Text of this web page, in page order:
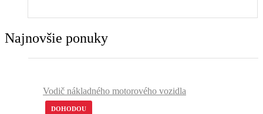
Najnovšie ponuky
Vodič nákladného motorového vozidla
DOHODOU